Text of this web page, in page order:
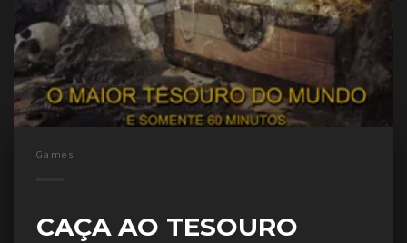
Games
CAÇA AO TESOURO